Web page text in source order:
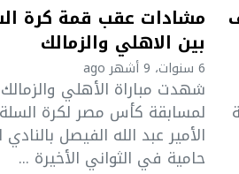
مشادات عقب قمة كرة
بين الاهلي والزمالك
6 سنوات، 9 أشهر ago
لمسابقة كأس مصر لكرة السلة،
الأمير عبد الله الفيصل
حامية في الثواني الأخيرة ...